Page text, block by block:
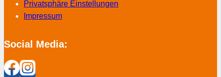
Privatsphäre Einstellungen
Impressum
Social Media: